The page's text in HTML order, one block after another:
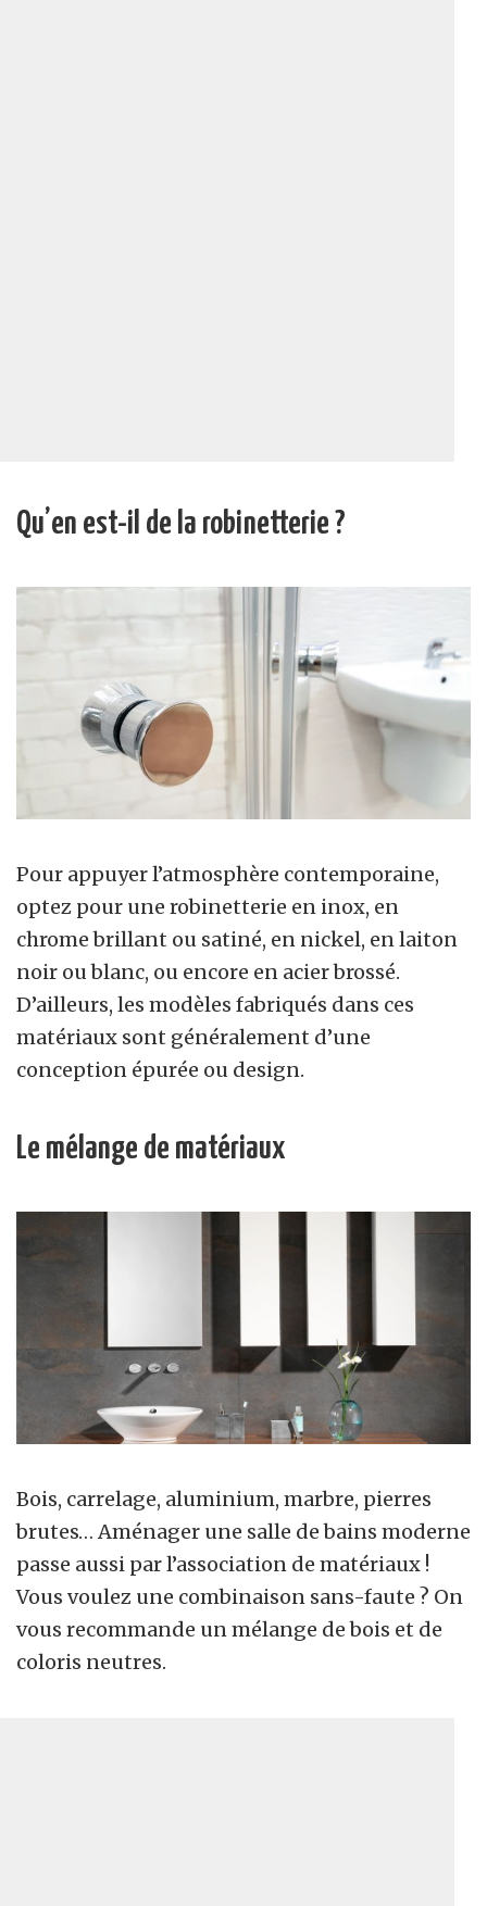
Qu’en est-il de la robinetterie ?
Pour appuyer l’atmosphère contemporaine,
optez pour une robinetterie en inox, en
chrome brillant ou satiné, en nickel, en laiton
noir ou blanc, ou encore en acier brossé.
D’ailleurs, les modèles fabriqués dans ces
matériaux sont généralement d’une
conception épurée ou design.
Le mélange de matériaux
Bois, carrelage, aluminium, marbre, pierres
brutes… Aménager une salle de bains moderne
passe aussi par l’association de matériaux !
Vous voulez une combinaison sans-faute ? On
vous recommande un mélange de bois et de
coloris neutres.